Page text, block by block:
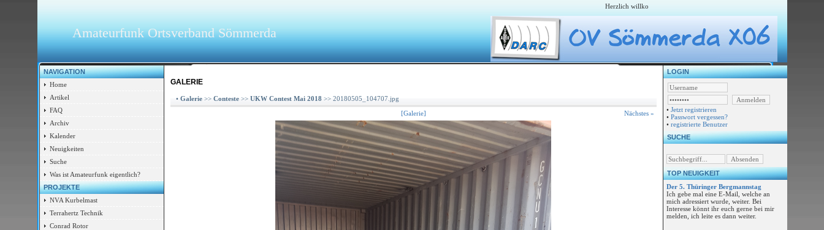
Herzlich willkommen auf der Webseite vom Ortsverband Sömmerda X06
Amateurfunk Ortsverband Sömmerda
NAVIGATION
Home
Artikel
FAQ
Archiv
Kalender
Neuigkeiten
Suche
Was ist Amateurfunk eigentlich?
PROJEKTE
NVA Kurbelmast
Terrahertz Technik
Conrad Rotor
GALERIE
• Galerie>> Conteste>> UKW Contest Mai 2018>> 20180505_104707.jpg
[Galerie]
Nächstes »
LOGIN
• Jetzt registrieren
• Passwort vergessen?
• registrierte Benutzer
SUCHE
TOP NEUIGKEIT
Der 5. Thüringer Bergmannstag
Ich gebe mal eine E-Mail, welche an
mich adressiert wurde, weiter. Bei
Interesse könnt ihr euch gerne bei mir
melden, ich leite es dann weiter.